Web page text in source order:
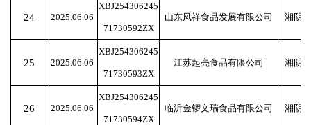
24 2025.06.06
XBJ254306245
71730592ZX
山东凤祥食品发展有限公司 湘阴
25 2025.06.06
XBJ254306245
71730593ZX
江苏起亮食品有限公司 湘阴
26 2025.06.06
XBJ254306245
71730594ZX
临沂金锣文瑞食品有限公司 湘阴